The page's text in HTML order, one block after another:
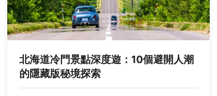
北海道冷門景點深度遊：10個避開人潮
的隱藏版秘境探索